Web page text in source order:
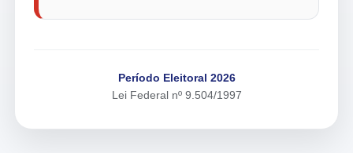
Período Eleitoral 2026
Lei Federal nº 9.504/1997